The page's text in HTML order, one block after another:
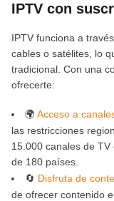
IPTV con
IPTV funciona a
cables o satélites, lo
tradicional. Con una
ofrecerte:
🌍 Acceso a
las restricciones
15.000 canales de
de 180 países.
🔄 Disfruta de
de ofrecer contenido